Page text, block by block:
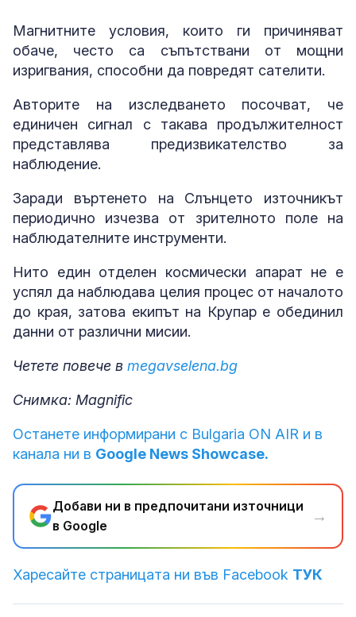
Магнитните условия, които ги причиняват
обаче, често са съпътствани от мощни
изригвания, способни да повредят сателити.
Авторите на изследването посочват, че
единичен сигнал с такава продължителност
представлява предизвикателство за
наблюдение.
Заради въртенето на Слънцето източникът
периодично изчезва от зрителното поле на
наблюдателните инструменти.
Нито един отделен космически апарат не е
успял да наблюдава целия процес от началото
до края, затова екипът на Крупар е обединил
данни от различни мисии.
Четете повече в megavselena.bg
Снимка: Magnific
Останете информирани с Bulgaria ON AIR и в
канала ни в Google News Showcase.
Добави ни в предпочитани източници
в Google
→
Харесайте страницата ни във Facebook ТУК